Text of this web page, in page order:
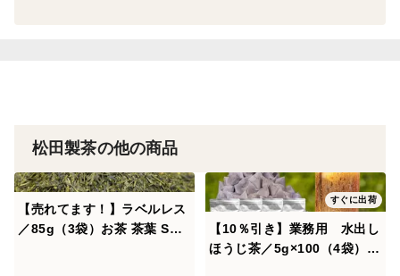
松田製茶の他の商品
【売れてます！】ラベルレス
／85g（3袋）お茶 茶葉 SDG
すぐに出荷
【10％引き】業務用 水出し
ほうじ茶／5g×100（4袋）